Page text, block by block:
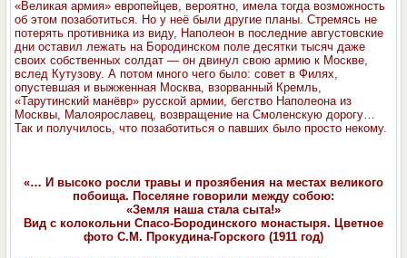
«Великая армия» европейцев, вероятно, имела тогда возможность
об этом позаботиться. Но у неё были другие планы. Стремясь не
потерять противника из виду, Наполеон в последние августовские
дни оставил лежать на Бородинском поле десятки тысяч даже
своих собственных солдат — он двинул свою армию к Москве,
вслед Кутузову. А потом много чего было: совет в Филях,
опустевшая и выжженная Москва, взорванный Кремль,
«Тарутинский манёвр» русской армии, бегство Наполеона из
Москвы, Малоярославец, возвращение на Смоленскую дорогу…
Так и получилось, что позаботиться о павших было просто некому.
«… И высоко росли травы и прозябения на местах великого
побоища. Поселяне говорили между собою:
«Земля наша стала сыта!»
Вид с колокольни Спасо-Бородинского монастыря. Цветное
фото С.М. Прокудина-Горского (1911 год)